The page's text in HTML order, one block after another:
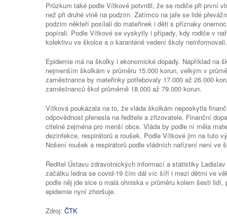
Průzkum také podle Vítkové potvrdil, že se rodiče při první
než při druhé vlně na podzim. Zatímco na jaře se lidé
podzim někteří posílali do mateřinek i děti s příznaky
popírali. Podle Vítkové se vyskytly i případy, kdy rodiče v
kolektivu ve školce a o karanténě vedení školy neinformovali.
Epidemie má na školky i ekonomické dopady. Například na
nejmenším školkám v průměru 15.000 korun, velkým v
zaměstnance by mateřinky potřebovaly 17.000 až 26.000
zaměstnanců škol průměrně 18.000 až 79.000 korun.
Vítková poukázala na to, že vláda školkám neposkytla
odpovědnost přenesla na ředitele a zřizovatele. Finanční
citelné zejména pro menší obce. Vláda by podle ní měla
dezinfekce, respirátorů a roušek. Podle Vítkové jim na tuto
Nošení roušek a respirátorů podle vládních nařízení není ve
Ředitel Ústavu zdravotnických informací a statistiky
začátku ledna se covid-19 čím dál víc šíří i mezi dětmi ve
podle něj jde sice o malá ohniska v průměru kolem šesti
epidemie nyní zhoršuje.
Zdroj: ČTK